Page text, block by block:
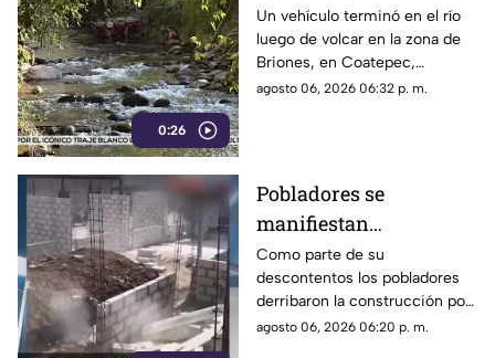
0:26
Coatepec (+VIDEO)
Un vehículo terminó en el río
luego de volcar en la zona de
Briones, en Coatepec,
movilizando a elementos de
agosto 06, 2026 06:32 p. m.
Pobladores se
manifiestan
DERRIBANDO BARDA
tras desacuerdo con
construcción en
Veracruz [VIDEO]
Como parte de su
descontentos los pobladores
derribaron la construcción por
realizar los trabajos sin
agosto 06, 2026 06:20 p. m.